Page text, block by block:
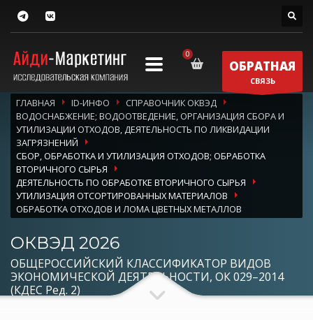
ОБРАТНАЯ
СВЯЗЬ
ГЛАВНАЯ ID-ИНФО
СПРАВОЧНИК ОКВЭД
ВОДОСНАБЖЕНИЕ; ВОДООТВЕДЕНИЕ, ОРГАНИЗАЦИЯ СБОРА И
УТИЛИЗАЦИИ ОТХОДОВ, ДЕЯТЕЛЬНОСТЬ ПО ЛИКВИДАЦИИ
ЗАГРЯЗНЕНИЙ
СБОР, ОБРАБОТКА И УТИЛИЗАЦИЯ ОТХОДОВ; ОБРАБОТКА
ВТОРИЧНОГО СЫРЬЯ
ДЕЯТЕЛЬНОСТЬ ПО ОБРАБОТКЕ ВТОРИЧНОГО СЫРЬЯ
УТИЛИЗАЦИЯ ОТСОРТИРОВАННЫХ МАТЕРИАЛОВ
ОБРАБОТКА ОТХОДОВ И ЛОМА ЦВЕТНЫХ МЕТАЛЛОВ
ОКВЭД 2026
ОБЩЕРОССИЙСКИЙ КЛАССИФИКАТОР ВИДОВ
ЭКОНОМИЧЕСКОЙ ДЕЯТЕЛЬНОСТИ, ОК 029–2014
(КДЕС Ред. 2)